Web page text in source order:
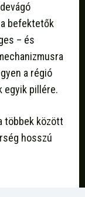
befektetők
– és
a régió
egyik pillére.
többek között
hosszú